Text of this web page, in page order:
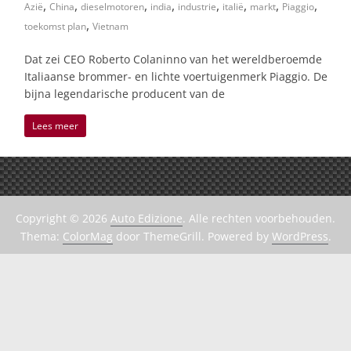
Azië, China, dieselmotoren, india, industrie, italië, markt, Piaggio,
toekomst plan, Vietnam
Dat zei CEO Roberto Colaninno van het wereldberoemde
Italiaanse brommer- en lichte voertuigenmerk Piaggio. De
bijna legendarische producent van de
Lees meer
Copyright © 2026 Auto Edizione. Alle rechten voorbehouden.
Thema: ColorMag door ThemeGrill. Powered by WordPress.